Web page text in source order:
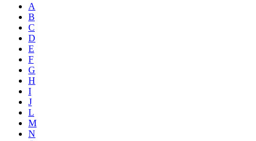
A
B
C
D
E
F
G
H
I
J
L
M
N